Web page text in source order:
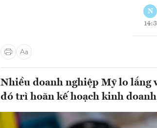
N
Nhiều doanh nghiệp Mỹ lo lắng
đó trì hoãn kế hoạch kinh